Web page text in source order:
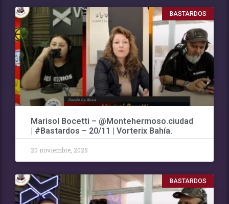
BASTARDOS
Marisol Bocetti – @Montehermoso.ciudad
| #Bastardos – 20/11 | Vorterix Bahía.
20 noviembre, 2025
BASTARDOS